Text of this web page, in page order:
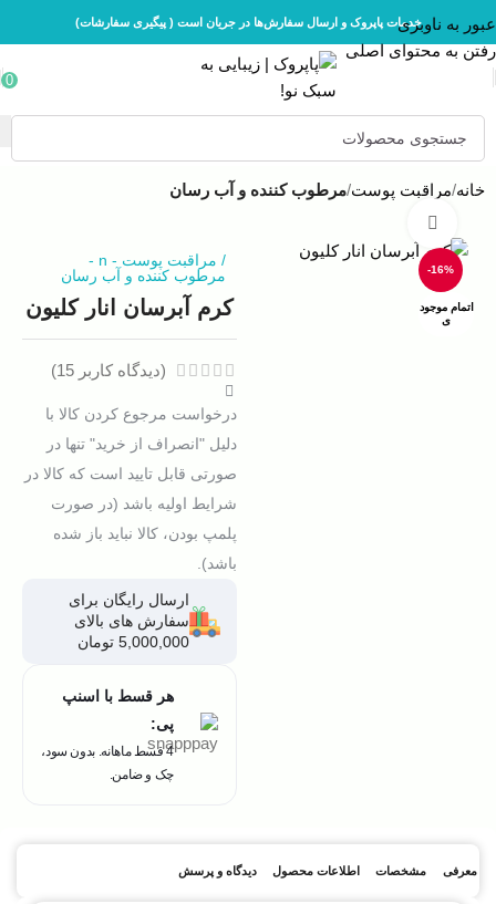
عبور به ناوبری
رفتن به محتوای اصلی
خدمات پاپروک و ارسال سفارش‌ها در جریان است ( پیگیری سفارشات)
0
خانه مراقبت پوست مرطوب کننده و آب رسان
-16%
اتمام موجود
ی
/ مراقبت پوست -
n
-
مرطوب کننده و آب رسان
کرم آبرسان انار کلیون
(دیدگاه کاربر 15
)
درخواست مرجوع کردن کالا با
دلیل "انصراف از خرید" تنها در
صورتی قابل تایید است که کالا در
شرایط اولیه باشد (در صورت
پلمپ بودن، کالا نباید باز شده
باشد).
ارسال رایگان برای
سفارش های بالای
5,000,000 تومان
هر قسط با اسنپ
پی:
4 قسط ماهانه. بدون سود،
چک و ضامن.
معرفی مشخصات اطلاعات محصول دیدگاه و پرسش